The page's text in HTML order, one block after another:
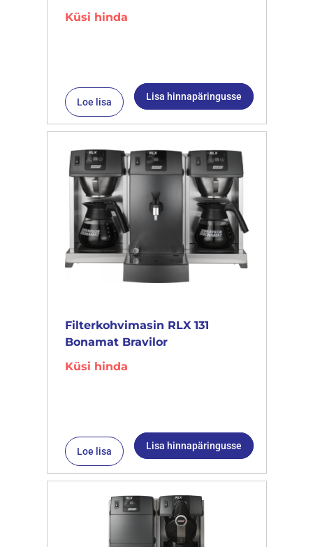
Küsi hinda
Loe lisa Lisa hinnapäringusse
Filterkohvimasin RLX 131
Bonamat Bravilor
Küsi hinda
Loe lisa Lisa hinnapäringusse